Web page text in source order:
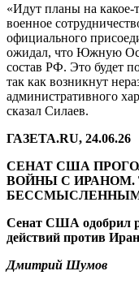
«Идут планы на какое-
военное
официального
ожидал, что Южную
состав РФ. Это будет
так как возникнут
административного
сказал Силаев.
ГАЗЕТА.RU, 24.06.26
СЕНАТ США
ВОЙНЫ С ИРАНОМ.
Сенат США одобрил
действий против
Дмитрий Шумов